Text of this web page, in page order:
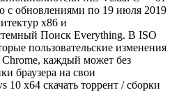
с обновлениями по 19 июля 2019
х86 и
Поиск Everything. В ISO
пользовательские изменения
каждый может без
браузера на свои
10 x64 скачать торрент / сборки